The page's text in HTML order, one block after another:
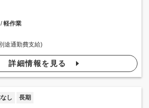
軽作業
途通勤費支給)
詳細情報を見る
し 長期